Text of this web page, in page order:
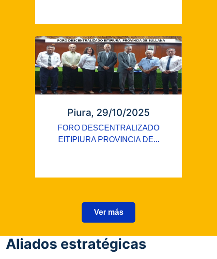
Piura, 29/10/2025
FORO DESCENTRALIZADO
EITIPIURA PROVINCIA DE...
Ver más
Aliados estratégicas